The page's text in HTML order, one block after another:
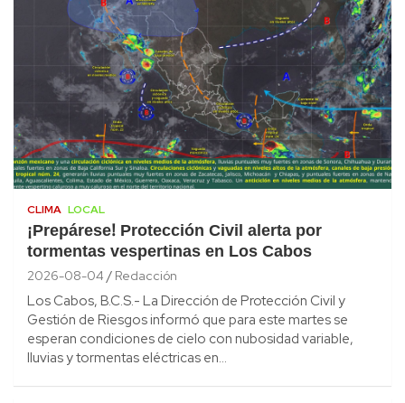
CLIMA LOCAL
¡Prepárese! Protección Civil alerta por
tormentas vespertinas en Los Cabos
2026-08-04 Redacción
Los Cabos, B.C.S.- La Dirección de Protección Civil y
Gestión de Riesgos informó que para este martes se
esperan condiciones de cielo con nubosidad variable,
lluvias y tormentas eléctricas en…